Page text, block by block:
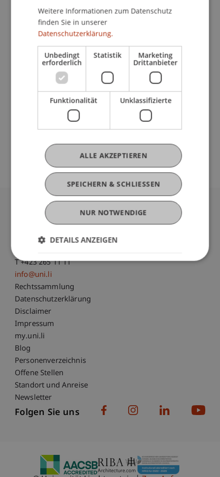
Luigi Nervi (1891-1979).
Ermässigter Eintritt für Arch-StudentInnen: CHF
Eintritt normal: CHF 13.-
Kooperation zwischen der Universität
Liechtenstein / Institut für Architektur und
Raumentwicklung & Filmclub Takino / Schaan
Universität Liechtenstein
Fürst-Franz-Josef-Strasse
9490 Vaduz
T +423 265 11 11
info@uni.li
Fußzeile Rechtliche Hinweise
Rechtssammlung
Datenschutzerklärung
Disclaimer
Impressum
Fußzeile Subdomain-Verzeichnis
my.uni.li
Blog
Personenverzeichnis
Offene Stellen
Standort und Anreise
Newsletter
Folgen Sie uns
Weitere Informationen zum Datenschutz
finden Sie in unserer
Datenschutzerklärung.
Unbedingt
erforderlich
Statistik Marketing
Drittanbieter
Funktionalität Unklassifizierte
SPEICHERN & SCHLIESSEN
ALLE AKZEPTIEREN
NUR NOTWENDIGE
DETAILS ANZEIGEN